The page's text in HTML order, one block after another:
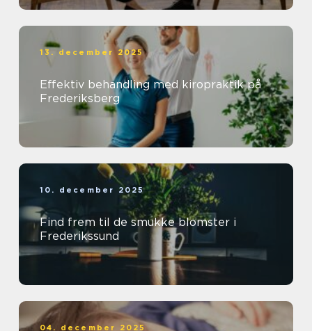
13. december 2025
Effektiv behandling med kiropraktik på
Frederiksberg
10. december 2025
Find frem til de smukke blomster i
Frederikssund
04. december 2025